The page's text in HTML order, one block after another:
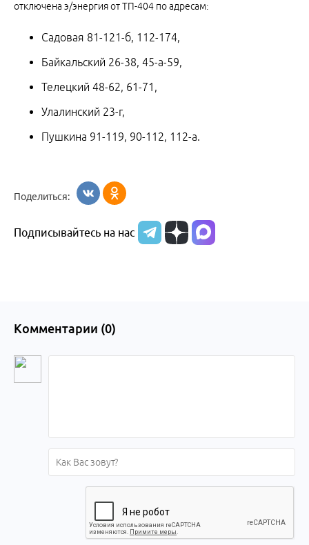
отключена э/энергия от ТП-404 по адресам:
Садовая 81-121-б, 112-174,
Байкальский 26-38, 45-а-59,
Телецкий 48-62, 61-71,
Улалинский 23-г,
Пушкина 91-119, 90-112, 112-а.
Поделиться:
Подписывайтесь на нас
Комментарии (0)